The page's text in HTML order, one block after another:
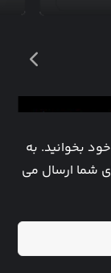
بخوانید. به
شما ارسال می